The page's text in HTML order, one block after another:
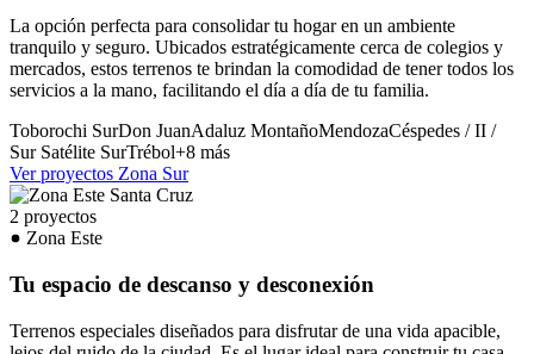
La opción perfecta para consolidar tu hogar en un ambiente
tranquilo y seguro. Ubicados estratégicamente cerca de colegios y
mercados, estos terrenos te brindan la comodidad de tener todos los
servicios a la mano, facilitando el día a día de tu familia.
Toborochi SurDon JuanAdaluz MontañoMendozaCéspedes / II /
Sur Satélite SurTrébol+8 más
Ver proyectos Zona Sur
2 proyectos
Zona Este
Tu espacio de descanso y desconexión
Terrenos especiales diseñados para disfrutar de una vida apacible,